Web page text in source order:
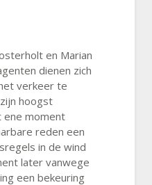
en Marian
dienen zich
verkeer te
hoogst
ene moment
reden een
in de wind
later vanwege
een bekeuring